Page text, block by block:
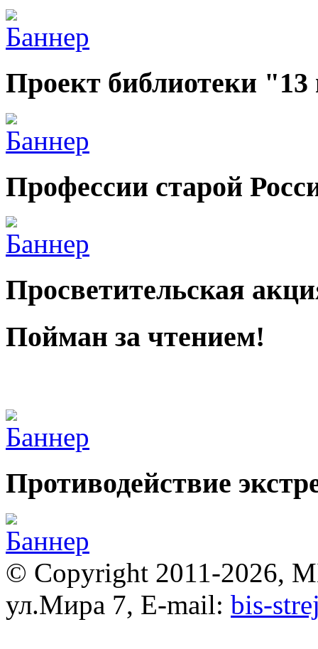
Проект библиотеки
Профессии старой
Просветительская
Пойман за чтением!
Противодействие
© Copyright 2011-2026,
ул.Мира 7, E-mail: bis-